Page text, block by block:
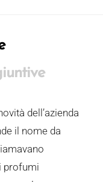
dell’azienda
il nome da
profumi